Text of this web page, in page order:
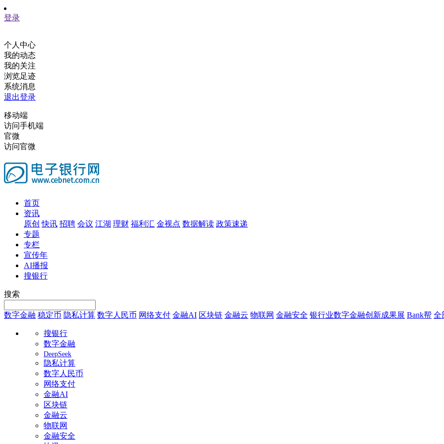
登录
个人中心
我的动态
我的关注
浏览足迹
系统消息
退出登录
移动端
访问手机端
官微
访问官微
首页
资讯
原创 快讯 招聘 会议 江湖 理财 福利汇 金视点 数据解读 政策速递
专题
专栏
宣传年
AI播报
搜银行
搜索
数字金融 稳定币 隐私计算 数字人民币 网络支付 金融AI 区块链 金融云 物联网 金融安全 银行业数字金融创新成果展 Bank帮 全
搜银行
数字金融
DeepSeek
隐私计算
数字人民币
网络支付
金融AI
区块链
金融云
物联网
金融安全